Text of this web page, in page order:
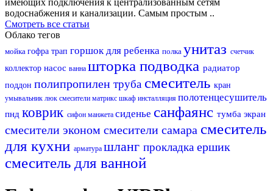
водоснабжения и канализации. Самым простым ..
Смотреть все статьи
Облако тегов
мойка гофра трап горшок для ребенка полка унитаз счетчик
коллектор насос ванна шторка подводка радиатор
поддон полипропилен труба смеситель кран
умывальник люк смесители матрикс шкаф инсталляция полотенцесушитель
пнд коврик сифон манжета сиденье санфаянс тумба экран
смесители эконом смесители самара смеситель
для кухни арматура шланг прокладка ершик
смеситель для ванной